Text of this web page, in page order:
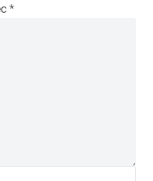
*